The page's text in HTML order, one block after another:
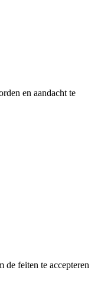
en aandacht te
feiten te accepteren